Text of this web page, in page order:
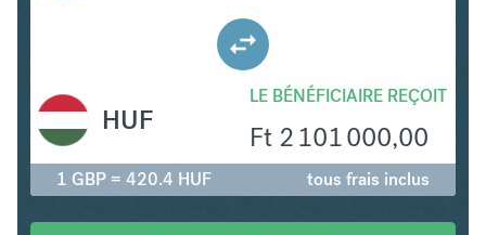
LE BÉNÉFICIAIRE REÇOIT
Ft 2 101 000,00
HUF
1 GBP = 420.4 HUF tous frais inclus